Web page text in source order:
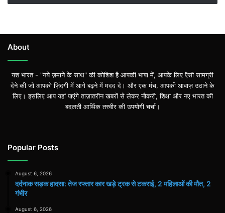
About
यश भारत - "नये ज़माने के साथ" की कोशिश है आपकी भाषा में, आपके लिए ऎसी सामग्री
देने की जो आपको ज़िंदगी में आगे बढ़ने में मदद दे। और एक मंच, आपकी आवाज़ उठाने के
लिए। इसलिए आप यहां पाएंगे ताज़ातरीन खबरों से लेकर नौकरी, शिक्षा और नए भारत की
बदलती आर्थिक तस्वीर की उपयोगी चर्चा।
Popular Posts
August 6, 2026
दर्दनाक सड़क हादसा: तेज रफ्तार कार खड़े ट्रक से टकराई, 2 महिलाओं की मौत, 2
गंभीर
August 6, 2026